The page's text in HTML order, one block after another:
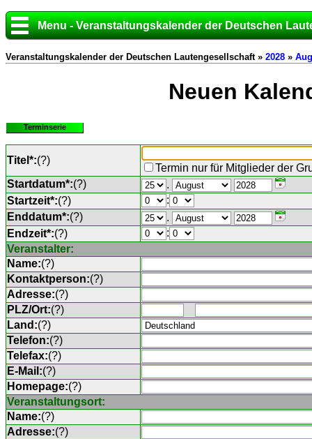
Menu - Veranstaltungskalender der Deutschen
Veranstaltungskalender der Deutschen Lautengesellschaft » 2028 »
Neuen
Terminserie
Titel*:(?)
Termin nur für Mitglieder der
Startdatum*:(?)
.
Startzeit*:(?)
:
Enddatum*:(?)
.
Endzeit*:(?)
:
Veranstalter:
Name:(?)
Kontaktperson:(?)
Adresse:(?)
PLZ/Ort:(?)
Land:(?)
Telefon:(?)
Telefax:(?)
E-Mail:(?)
Homepage:(?)
Veranstaltungsort:
Name:(?)
Adresse:(?)